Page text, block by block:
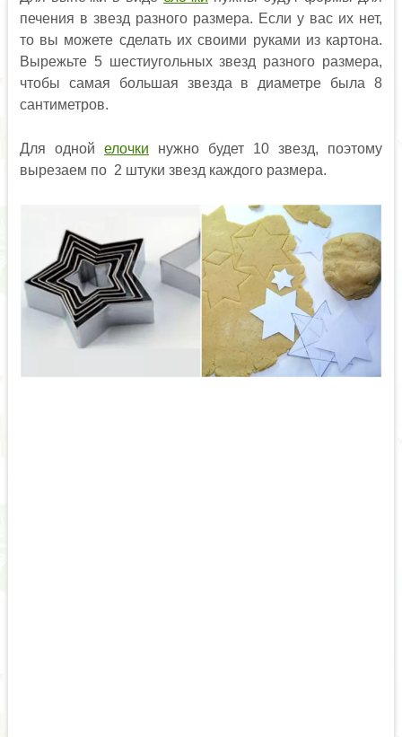
печения в звезд разного размера. Если у вас их нет,
то вы можете сделать их своими руками из картона.
Вырежьте 5 шестиугольных звезд разного размера,
чтобы самая большая звезда в диаметре была 8
сантиметров.
Для одной елочки нужно будет 10 звезд, поэтому
вырезаем по 2 штуки звезд каждого размера.